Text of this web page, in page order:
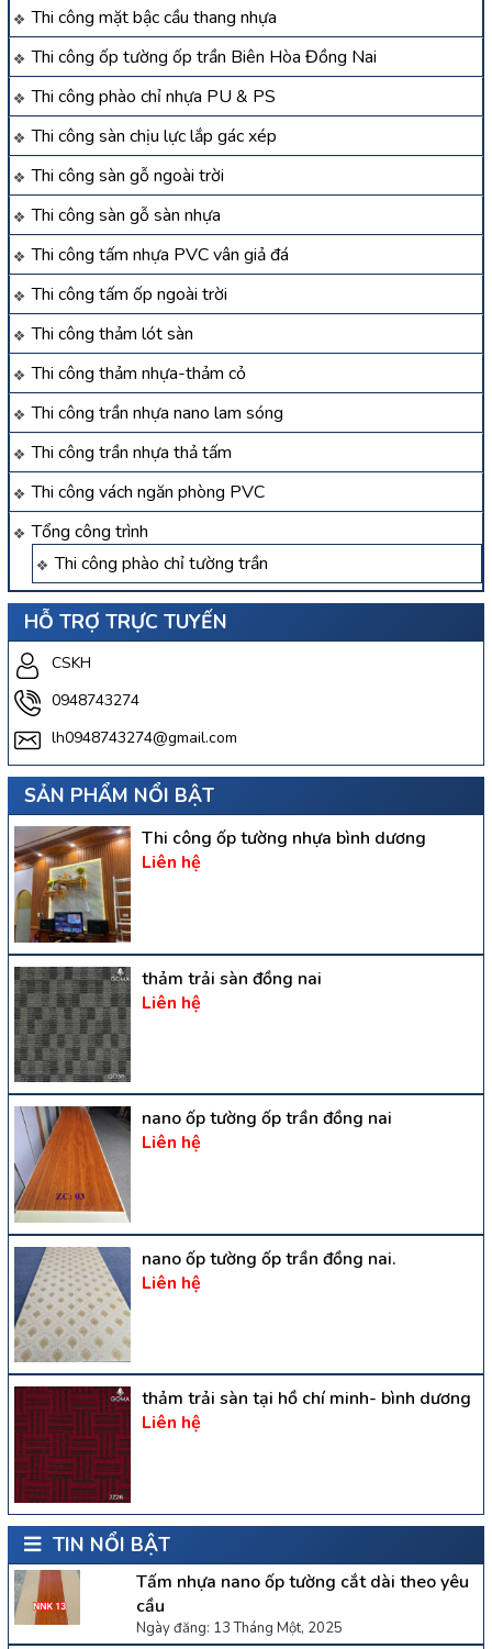
Thi công mặt bậc cầu thang nhựa
Thi công ốp tường ốp trần Biên Hòa Đồng Nai
Thi công phào chỉ nhựa PU & PS
Thi công sàn chịu lực lắp gác xép
Thi công sàn gỗ ngoài trời
Thi công sàn gỗ sàn nhựa
Thi công tấm nhựa PVC vân giả đá
Thi công tấm ốp ngoài trời
Thi công thảm lót sàn
Thi công thảm nhựa-thảm cỏ
Thi công trần nhựa nano lam sóng
Thi công trần nhựa thả tấm
Thi công vách ngăn phòng PVC
Tổng công trình
Thi công phào chỉ tường trần
HỖ TRỢ TRỰC TUYẾN
CSKH
0948743274
lh0948743274@gmail.com
SẢN PHẨM NỔI BẬT
Thi công ốp tường nhựa bình dương
Liên hệ
thảm trải sàn đồng nai
Liên hệ
nano ốp tường ốp trần đồng nai
Liên hệ
nano ốp tường ốp trần đồng nai.
Liên hệ
thảm trải sàn tại hồ chí minh- bình dương
Liên hệ
TIN NỔI BẬT
Tấm nhựa nano ốp tường cắt dài theo yêu
cầu
Ngày đăng: 13 Tháng Một, 2025